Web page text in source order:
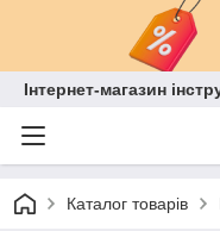
Інтернет-магазин
Каталог товарів